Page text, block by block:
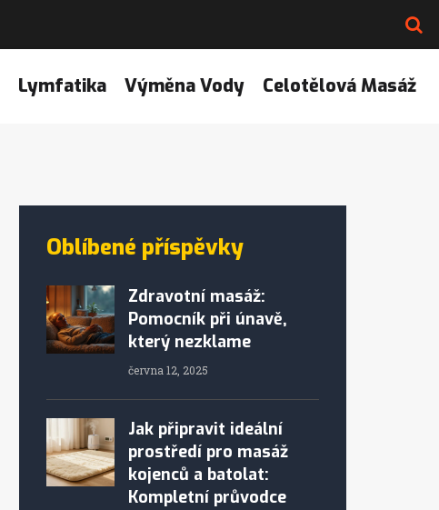
Lymfatika Výměna Vody Celotělová Masáž
Oblíbené příspěvky
Zdravotní masáž:
Pomocník při únavě,
který nezklame
června 12, 2025
Jak připravit ideální
prostředí pro masáž
kojenců a batolat:
Kompletní průvodce